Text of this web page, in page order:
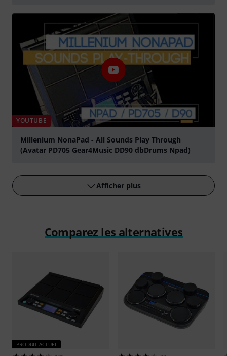
YOUTUBE
Millenium NonaPad - All Sounds Play Through
(Avatar PD705 Gear4Music DD90 dbDrums Npad)
Afficher plus
Comparez les alternatives
PRODUIT ACTUEL